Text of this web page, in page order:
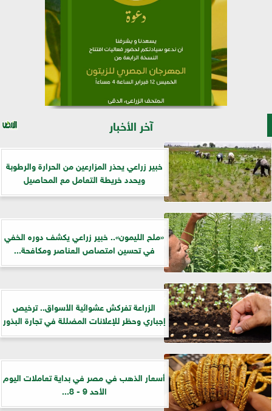
آخر الأخبار
خبير زراعي يحذر المزارعين من الحرارة والرطوبة
ويحدد خريطة التعامل مع المحاصيل
«ملح الليمون».. خبير زراعي يكشف دوره الخفي
في تحسين امتصاص العناصر ومكافحة...
الزراعة تفركش عشوائية الأسواق.. ترخيص
إجباري وحظر للإعلانات المضللة في تجارة البذور
أسعار الذهب في مصر في بداية تعاملات اليوم
الأحد 9 - 8...